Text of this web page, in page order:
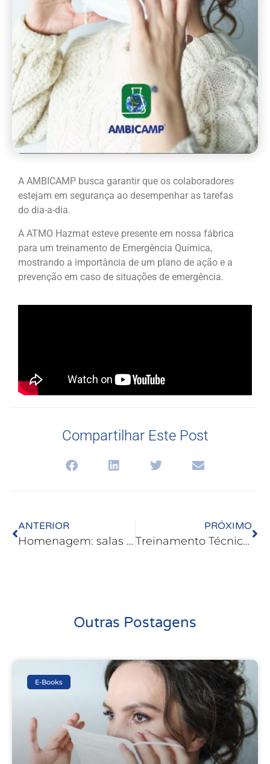
A AMBICAMP busca garantir que os colaboradores
estejam em segurança ao desempenhar as tarefas
do dia-a-dia.
A ATMO Hazmat esteve presente em nossa fábrica
para um treinamento de Emergência Química,
mostrando a importância de um plano de ação e a
prevenção em caso de situações de emergência.
Compartilhar Este Post
ANTERIOR
Homenagem: salas de Reunião
PRÓXIMO
Treinamento Técnico: Gestão de Resíduos
Outras Postagens
E-Books